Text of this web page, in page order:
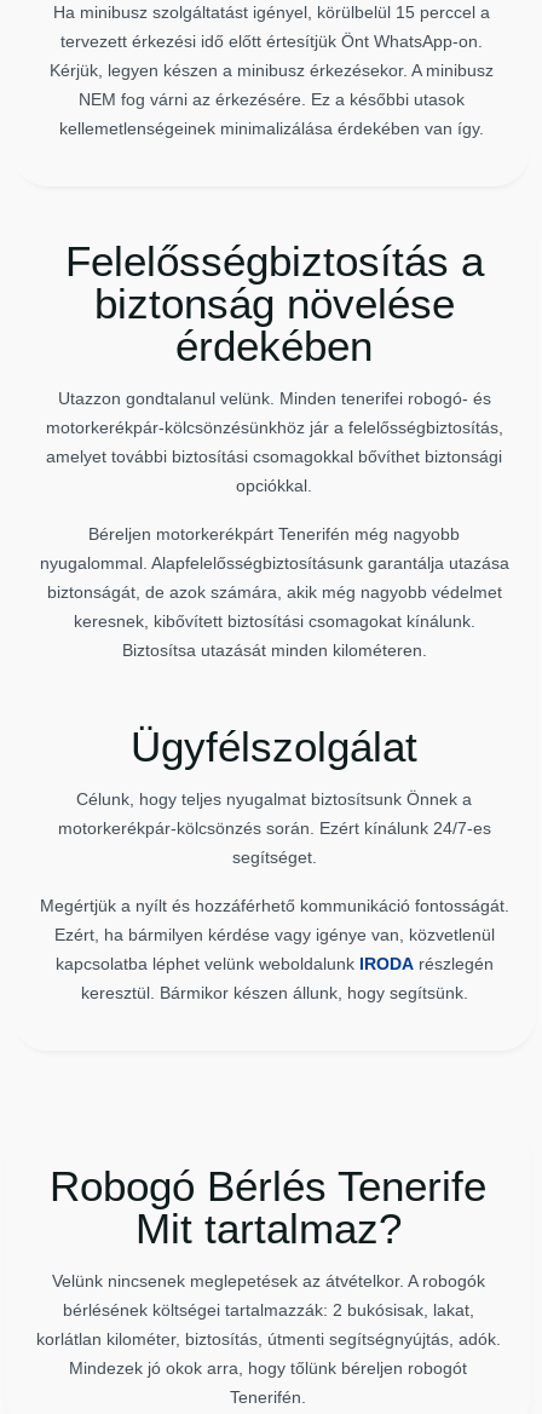
Ha minibusz szolgáltatást igényel, körülbelül 15 perccel a
tervezett érkezési idő előtt értesítjük Önt WhatsApp-on.
Kérjük, legyen készen a minibusz érkezésekor. A minibusz
NEM fog várni az érkezésére. Ez a későbbi utasok
kellemetlenségeinek minimalizálása érdekében van így.
Felelősségbiztosítás a
biztonság növelése
érdekében
Utazzon gondtalanul velünk. Minden tenerifei robogó- és
motorkerékpár-kölcsönzésünkhöz jár a felelősségbiztosítás,
amelyet további biztosítási csomagokkal bővíthet biztonsági
opciókkal.
Béreljen motorkerékpárt Tenerifén még nagyobb
nyugalommal. Alapfelelősségbiztosításunk garantálja utazása
biztonságát, de azok számára, akik még nagyobb védelmet
keresnek, kibővített biztosítási csomagokat kínálunk.
Biztosítsa utazását minden kilométeren.
Ügyfélszolgálat
Célunk, hogy teljes nyugalmat biztosítsunk Önnek a
motorkerékpár-kölcsönzés során. Ezért kínálunk 24/7-es
segítséget.
Megértjük a nyílt és hozzáférhető kommunikáció fontosságát.
Ezért, ha bármilyen kérdése vagy igénye van, közvetlenül
kapcsolatba léphet velünk weboldalunk IRODArészlegén
keresztül. Bármikor készen állunk, hogy segítsünk.
Robogó Bérlés Tenerife
Mit tartalmaz?
Velünk nincsenek meglepetések az átvételkor. A robogók
bérlésének költségei tartalmazzák: 2 bukósisak, lakat,
korlátlan kilométer, biztosítás, útmenti segítségnyújtás, adók.
Mindezek jó okok arra, hogy tőlünk béreljen robogót
Tenerifén.